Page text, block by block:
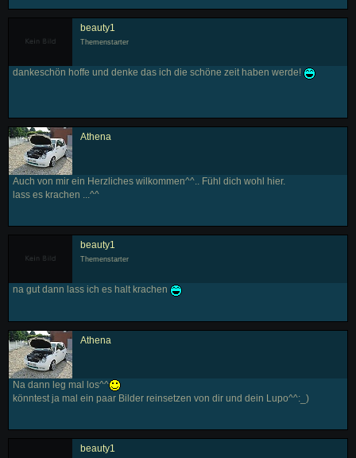
beauty1
Themenstarter
dankeschön hoffe und denke das ich die schöne zeit haben werde!
Athena
Auch von mir ein Herzliches wilkommen^^.. Fühl dich wohl hier.
lass es krachen ...^^
beauty1
Themenstarter
na gut dann lass ich es halt krachen
Athena
Na dann leg mal los^^
könntest ja mal ein paar Bilder reinsetzen von dir und dein Lupo^^:_)
beauty1